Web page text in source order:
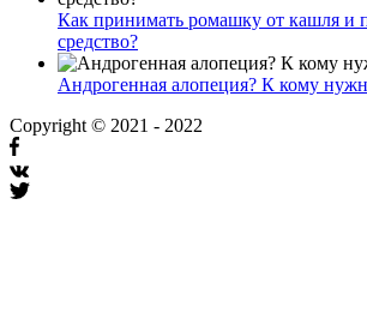
Как принимать ромашку от кашля и
средство?
Андрогенная алопеция? К кому
Copyright © 2021 - 2022